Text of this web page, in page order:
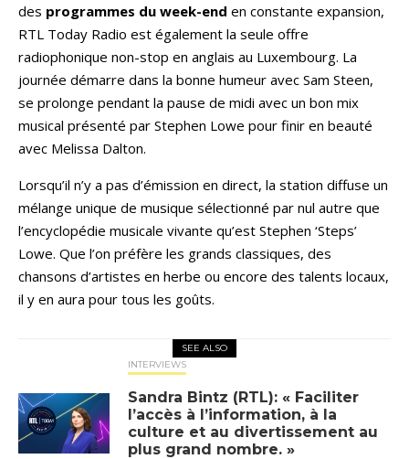
des programmes du week-end en constante expansion,
RTL Today Radio est également la seule offre
radiophonique non-stop en anglais au Luxembourg. La
journée démarre dans la bonne humeur avec Sam Steen,
se prolonge pendant la pause de midi avec un bon mix
musical présenté par Stephen Lowe pour finir en beauté
avec Melissa Dalton.
Lorsqu’il n’y a pas d’émission en direct, la station diffuse un
mélange unique de musique sélectionné par nul autre que
l’encyclopédie musicale vivante qu’est Stephen ‘Steps’
Lowe. Que l’on préfère les grands classiques, des
chansons d’artistes en herbe ou encore des talents locaux,
il y en aura pour tous les goûts.
SEE ALSO
INTERVIEWS
Sandra Bintz (RTL): « Faciliter
l’accès à l’information, à la
culture et au divertissement au
plus grand nombre. »